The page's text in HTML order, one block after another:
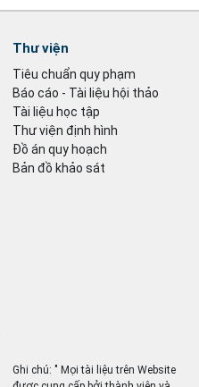
Thư viện
Tiêu chuẩn quy phạm
Báo cáo - Tài liệu hội thảo
Tài liệu học tập
Thư viện định hình
Đồ án quy hoạch
Bản đồ khảo sát
Ghi chú: " Mọi tài liệu trên Website